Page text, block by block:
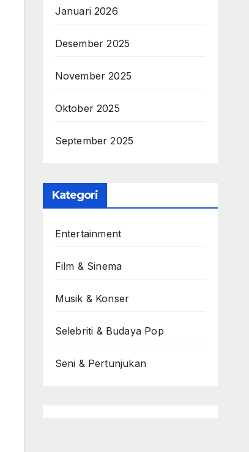
Januari 2026
Desember 2025
November 2025
Oktober 2025
September 2025
Kategori
Entertainment
Film & Sinema
Musik & Konser
Selebriti & Budaya Pop
Seni & Pertunjukan